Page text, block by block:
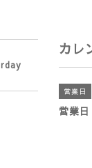
カレ
営業日
営業日